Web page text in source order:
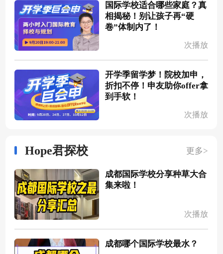
国际学校适合哪些家庭？真
相揭秘！别让孩子再“硬
卷”体制内了！
次播放
开学季留学梦！院校加申，
折扣不停！申友助你offer拿
到手软！
次播放
Hope君探校 更多>
成都国际学校分享种草大合
集来啦！
次播放
成都哪个国际学校最水？